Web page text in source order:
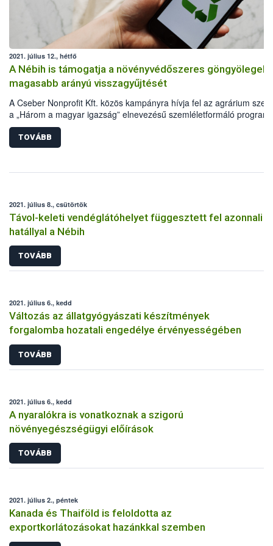
2021. július 12., hétfő
A Nébih is támogatja a növényvédőszeres göngyölegek
magasabb arányú visszagyűjtését
A Cseber Nonprofit Kft. közös kampányra hívja fel az agrárium
a „Három a magyar igazság” elnevezésű szemléletformáló program
részeként. A kezdeményezés lényege a szakszerűen megtisztított
növényvédőszeres műanyaggöngyölegek visszagyűjtése és
újrahasznosítása, melyet a Nébih is messzemenően támogat.
TOVÁBB
2021. július 8., csütörtök
Távol-keleti vendéglátóhelyet függesztett fel azonnali
hatállyal a Nébih
TOVÁBB
2021. július 6., kedd
Változás az állatgyógyászati készítmények
forgalomba hozatali engedélye érvényességében
TOVÁBB
2021. július 6., kedd
A nyaralókra is vonatkoznak a szigorú
növényegészségügyi előírások
TOVÁBB
2021. július 2., péntek
Kanada és Thaiföld is feloldotta az
exportkorlátozásokat hazánkkal szemben